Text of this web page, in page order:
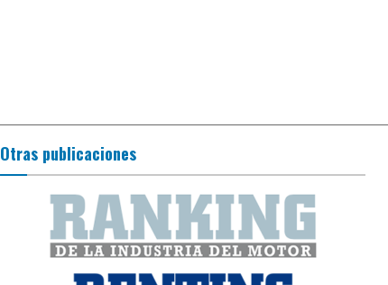
Otras publicaciones